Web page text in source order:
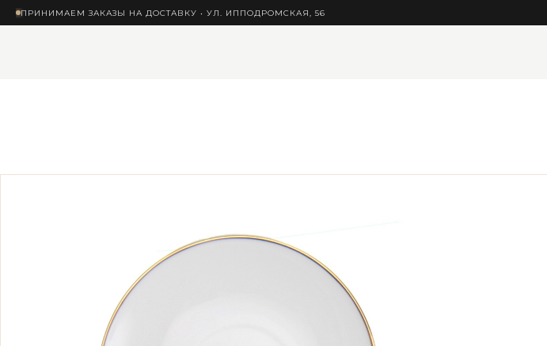
ПРИНИМАЕМ ЗАКАЗЫ НА ДОСТАВКУ • УЛ. ИППОДРОМСКАЯ, 56